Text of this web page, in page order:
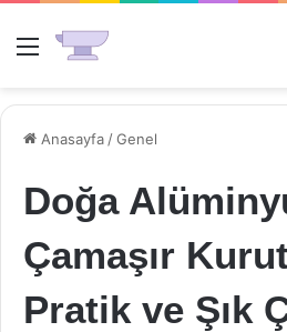
Menü
Anasayfa /Genel
Doğa
Çamaşır
Pratik ve Şık